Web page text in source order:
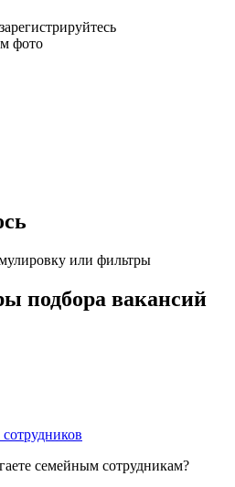
фото
или фильтры
подбора вакансий
семейным сотрудникам?